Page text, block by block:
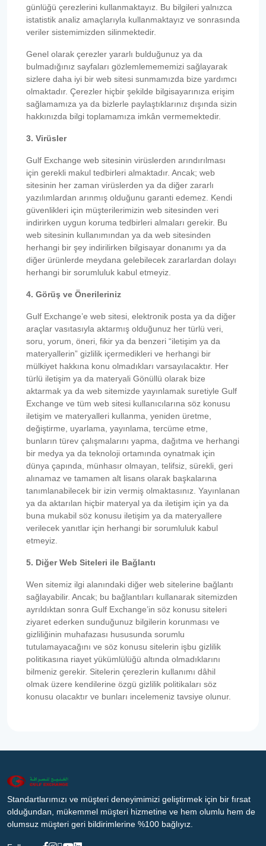
günlüğü çerezlerini kullanmaktayız. Bu bilgileri yalnızca
istatistik analiz amaçlarıyla kullanmaktayız ve sonrasında
veriler sistemimizden silinmektedir.
Genel olarak çerezler yararlı bulduğunuz ya da
bulmadığınız sayfaları gözlemlemememizi sağlayarak
sizlere daha iyi bir web sitesi sunmamızda bize yardımcı
olmaktadır. Çerezler hiçbir şekilde bilgisayarınıza erişim
sağlamamıza ya da bizlerle paylaştıklarınız dışında sizin
hakkınızda bilgi toplamamıza imkân vermemektedir.
3. Virüsler
Gulf Exchange web sitesinin virüslerden arındırılması
için gerekli makul tedbirleri almaktadır. Ancak; web
sitesinin her zaman virüslerden ya da diğer zararlı
yazılımlardan arınmış olduğunu garanti edemez. Kendi
güvenlikleri için müşterilerimizin web sitesinden veri
indirirken uygun koruma tedbirleri almaları gerekir. Bu
web sitesinin kullanımından ya da web sitesinden
herhangi bir şey indirilirken bilgisayar donanımı ya da
diğer ürünlerde meydana gelebilecek zararlardan dolayı
herhangi bir sorumluluk kabul etmeyiz.
4. Görüş ve Önerileriniz
Gulf Exchange’e web sitesi, elektronik posta ya da diğer
araçlar vasıtasıyla aktarmış olduğunuz her türlü veri,
soru, yorum, öneri, fikir ya da benzeri “iletişim ya da
materyallerin” gizlilik içermedikleri ve herhangi bir
mülkiyet hakkına konu olmadıkları varsayılacaktır. Her
türlü iletişim ya da materyali Gönüllü olarak bize
aktarmak ya da web sitemizde yayınlamak suretiyle Gulf
Exchange ve tüm web sitesi kullanıcılarına söz konusu
iletişim ve materyalleri kullanma, yeniden üretme,
değiştirme, uyarlama, yayınlama, tercüme etme,
bunların türev çalışmalarını yapma, dağıtma ve herhangi
bir medya ya da teknoloji ortamında oynatmak için
dünya çapında, münhasır olmayan, telifsiz, sürekli, geri
alınamaz ve tamamen alt lisans olarak başkalarına
tanımlanabilecek bir izin vermiş olmaktasınız. Yayınlanan
ya da aktarılan hiçbir materyal ya da iletişim için ya da
buna mukabil söz konusu iletişim ya da materyallere
verilecek yanıtlar için herhangi bir sorumluluk kabul
etmeyiz.
5. Diğer Web Siteleri ile Bağlantı
Wen sitemiz ilgi alanındaki diğer web sitelerine bağlantı
sağlayabilir. Ancak; bu bağlantıları kullanarak sitemizden
ayrıldıktan sonra Gulf Exchange’in söz konusu siteleri
ziyaret ederken sunduğunuz bilgilerin korunması ve
gizliliğinin muhafazası hususunda sorumlu
tutulamayacağını ve söz konusu sitelerin işbu gizlilik
politikasına riayet yükümlülüğü altında olmadıklarını
bilmeniz gerekir. Sitelerin çerezlerin kullanımı dâhil
olmak üzere kendilerine özgü gizlilik politikaları söz
konusu olacaktır ve bunları incelemeniz tavsiye olunur.
Standartlarımızı ve müşteri deneyimimizi geliştirmek için bir fırsat
olduğundan, mükemmel müşteri hizmetine ve hem olumlu hem de
olumsuz müşteri geri bildirimlerine %100 bağlıyız.